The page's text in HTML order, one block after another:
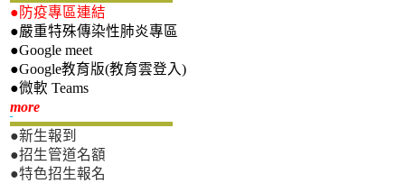
●防疫專區連結
●嚴重特殊傳染性肺炎專區
●Google meet
●Google教育版(教育雲登入)
●微軟 Teams
more新生專區
●新生報到
●招生管道名額
●特色招生報名